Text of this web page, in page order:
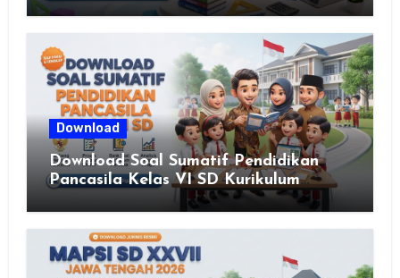
Download
Download Soal Sumatif Pendidikan
Pancasila Kelas VI SD Kurikulum
Merdeka, Solusi Praktis Guru
Menyusun Asesmen Berkualitas